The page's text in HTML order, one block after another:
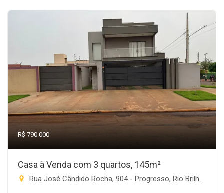
R$ 790.000
Casa à Venda com 3 quartos, 145m²
Rua José Cândido Rocha, 904 - Progresso, Rio Brilhante-MS